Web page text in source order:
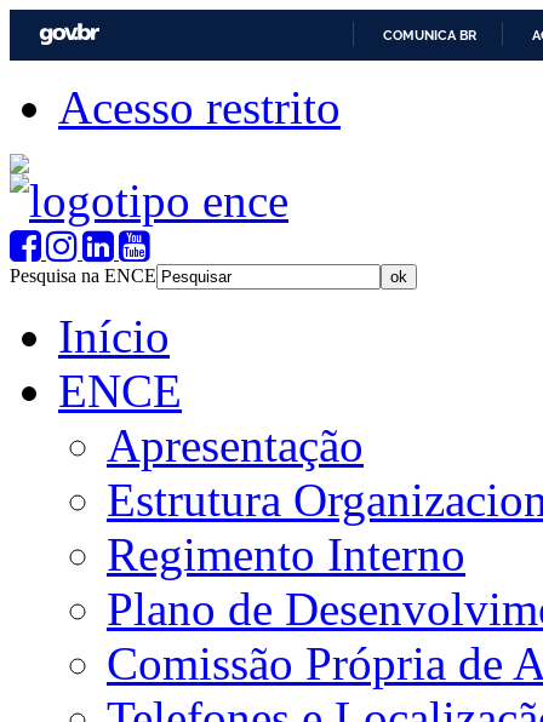
COMUNICA BR
Acesso restrito
Pesquisa na ENCE
Início
ENCE
Apresentação
Estrutura
Regimento Interno
Plano de
Comissão Própria de